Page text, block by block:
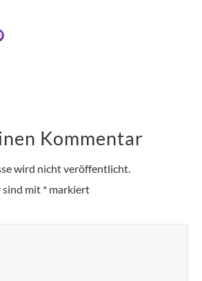
Kommentar
wird nicht veröffentlicht.
sind mit * markiert